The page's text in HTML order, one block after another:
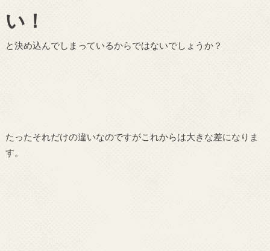
い！
と決め込んでしまっているからではないでしょうか？
たったそれだけの違いなのですがこれからは大きな差になりま
す。